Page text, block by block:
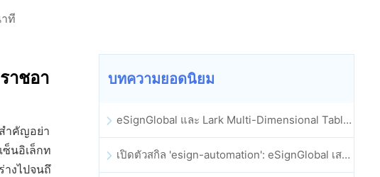
ที
าชอา
ำคัญอย่า
ซ็นอิเล็กท
างไปจนถึ
บทความยอดนิยม
eSignGlobal และ Lark Multi-Dimensional Table ผสานรวมกันอย่างเป็นทางการ: การลงนามและการเก็บถาวรสัญญาอิเล็กทรอนิกส์แบบอัตโนมัติเต็มรูปแบบ
เปิดตัวสกิล 'esign-automation': eSignGlobal เสริมศักยภาพให้ OpenClaw ด้วยลายเซ็นอิเล็กทรอนิกส์อัตโนมัติ